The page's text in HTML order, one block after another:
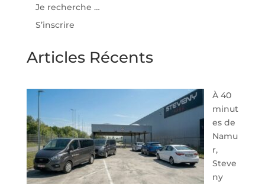
Je recherche …
S’inscrire
Articles Récents
À 40
minut
es de
Namu
r,
Steve
ny